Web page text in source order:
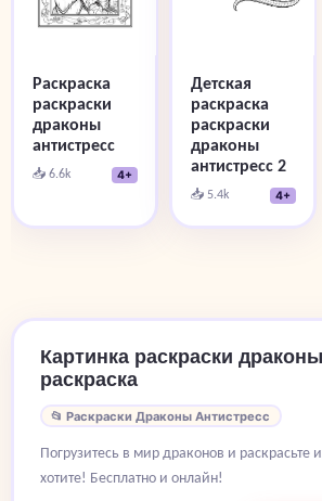
Раскраска
раскраски
драконы
антистресс
📥 6.6k 4+
Детская
раскраска
раскраски
драконы
антистресс 2
📥 5.4k 4+
Картинка раскраски
раскраска
📂 Раскраски Драконы Антистресс
Погрузитесь в мир драконов и раскрасьте
хотите! Бесплатно и онлайн!